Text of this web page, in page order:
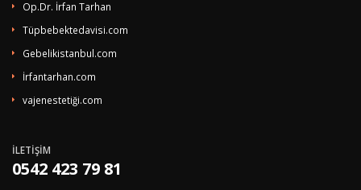
Op.Dr. İrfan Tarhan
Tüpbebektedavisi.com
Gebelikistanbul.com
İrfantarhan.com
vajenestetiği.com
İLETİŞİM
0542 423 79 81